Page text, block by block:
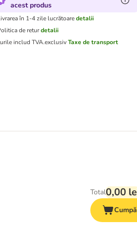
acest produs
în 1-4 zile lucrătoare detalii
de retur detalii
includ TVA.exclusivTaxe de transport
Total0,00